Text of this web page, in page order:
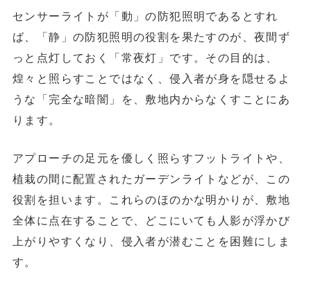
センサーライトが「動」の防犯照明であるとすれ
ば、
「静」の防犯照明の役割を果たすのが、夜間ず
っと点灯しておく「常夜灯」です。その目的は、
煌々と照らすことではなく、侵入者が身を隠せるよ
うな「完全な暗闇」を、敷地内からなくす ことにあ
ります。
アプローチの足元を優しく照らすフットライトや、
植栽の間に配置された ガーデンライト などが、この
役割を担います。これらのほのかな明かりが、敷地
全体に点在することで、どこにいても人影が浮かび
上がりやすくなり、侵入者が潜むことを困難にしま
す。